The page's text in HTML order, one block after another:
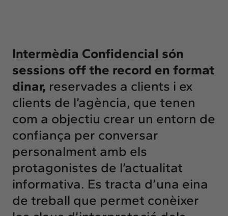
Intermèdia Confidencial són
sessions off the record en format
dinar, reservades a clients i ex
clients de l’agència, que tenen
com a objectiu crear un entorn de
confiança per conversar
personalment amb els
protagonistes de l’actualitat
informativa. Es tracta d’una eina
de treball que permet conèixer